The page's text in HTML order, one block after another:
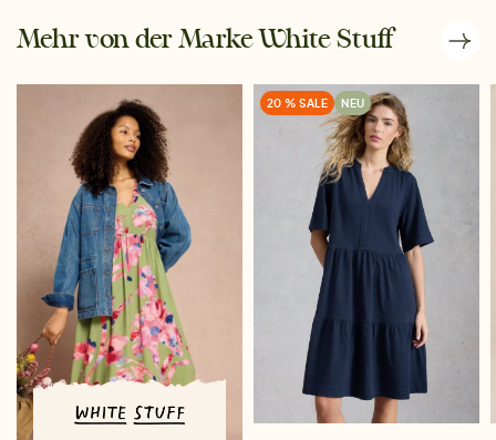
Mehr von der Marke White Stuff
20 % SALE NEU